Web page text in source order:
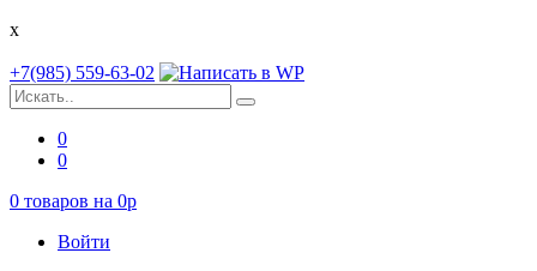
x
+7(985) 559-63-02
0
0
0 товаров на 0p
Войти